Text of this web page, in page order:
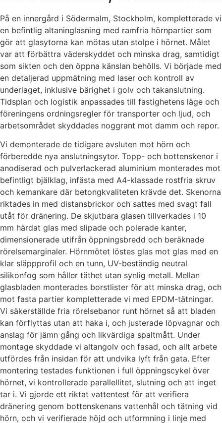
På en innergård i Södermalm, Stockholm, kompletterade vi
en befintlig altaninglasning med ramfria hörnpartier som
gör att glasytorna kan mötas utan stolpe i hörnet. Målet
var att förbättra väderskyddet och minska drag, samtidigt
som sikten och den öppna känslan behölls. Vi började med
en detaljerad uppmätning med laser och kontroll av
underlaget, inklusive bärighet i golv och takanslutning.
Tidsplan och logistik anpassades till fastighetens läge och
föreningens ordningsregler för transporter och ljud, och
arbetsområdet skyddades noggrant mot damm och repor.
Vi demonterade de tidigare avsluten mot hörn och
förberedde nya anslutningsytor. Topp- och bottenskenor i
anodiserad och pulverlackerad aluminium monterades mot
befintligt bjälklag, infästa med A4-klassade rostfria skruv
och kemankare där betongkvaliteten krävde det. Skenorna
riktades in med distansbrickor och sattes med svagt fall
utåt för dränering. De skjutbara glasen tillverkades i 10
mm härdat glas med slipade och polerade kanter,
dimensionerade utifrån öppningsbredd och beräknade
rörelsemarginaler. Hörnmötet löstes glas mot glas med en
klar släppprofil och en tunn, UV-beständig neutral
silikonfog som håller täthet utan synlig metall. Mellan
glasbladen monterades borstlister för att minska drag, och
mot fasta partier kompletterade vi med EPDM-tätningar.
Vi säkerställde fria rörelsebanor runt hörnet så att bladen
kan förflyttas utan att haka i, och justerade löpvagnar och
anslag för jämn gång och likvärdiga spaltmått. Under
montage skyddade vi altangolv och fasad, och allt arbete
utfördes från insidan för att undvika lyft från gata. Efter
montering testades funktionen i full öppningscykel över
hörnet, vi kontrollerade parallellitet, slutning och att inget
tar i. Vi gjorde ett riktat vattentest för att verifiera
dränering genom bottenskenans vattenhål och tätning vid
hörn, och vi verifierade höjd och utformning i linje med